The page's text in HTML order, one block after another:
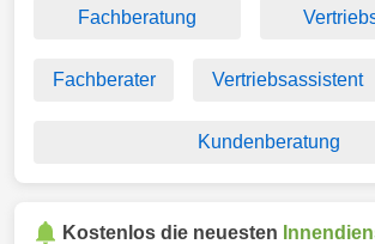
Fachberatung
Fachberater Vertriebsassistent
Kundenberatung
Kostenlos die neuesten